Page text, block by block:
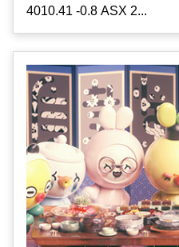
4010.41 -0.8 ASX 2...